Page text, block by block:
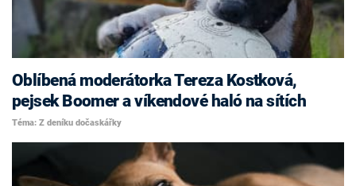
Oblíbená moderátorka Tereza Kostková,
pejsek Boomer a víkendové haló na sítích
Téma: Z deníku dočaskářky